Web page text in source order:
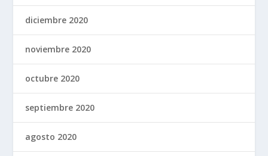
diciembre 2020
noviembre 2020
octubre 2020
septiembre 2020
agosto 2020